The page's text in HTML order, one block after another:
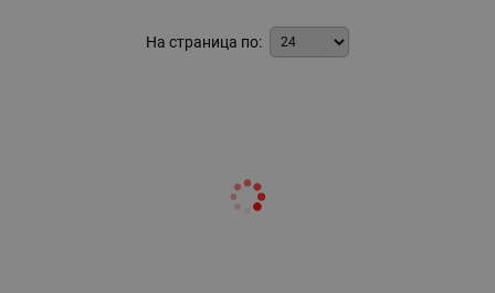
На страница по: